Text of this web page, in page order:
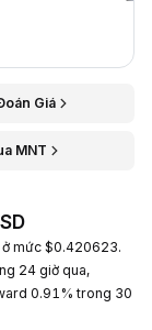
Giá
MNT
ở mức $0.420623.
24 giờ qua,
0.91% trong 30